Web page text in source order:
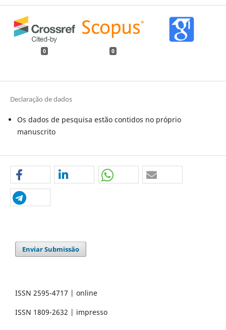
0 0
Declaração de dados
Os dados de pesquisa estão contidos no próprio
manuscrito
Enviar Submissão
ISSN 2595-4717 | online
ISSN 1809-2632 | impresso